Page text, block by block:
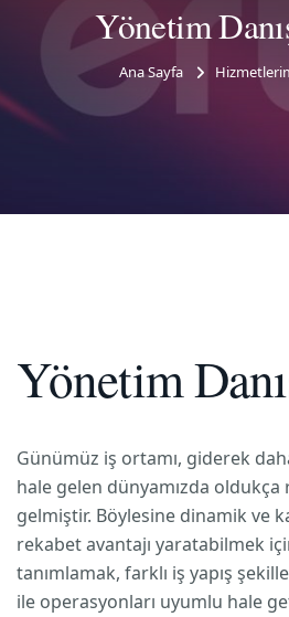
Yönetim
Ana Sayfa
Yönetim
Günümüz iş ortamı, giderek
hale gelen dünyamızda
gelmiştir. Böylesine dinamik ve
rekabet avantajı yaratabilmek
tanımlamak, farklı iş yapış
ile operasyonları uyumlu hale